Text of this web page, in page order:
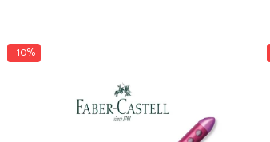
-10%